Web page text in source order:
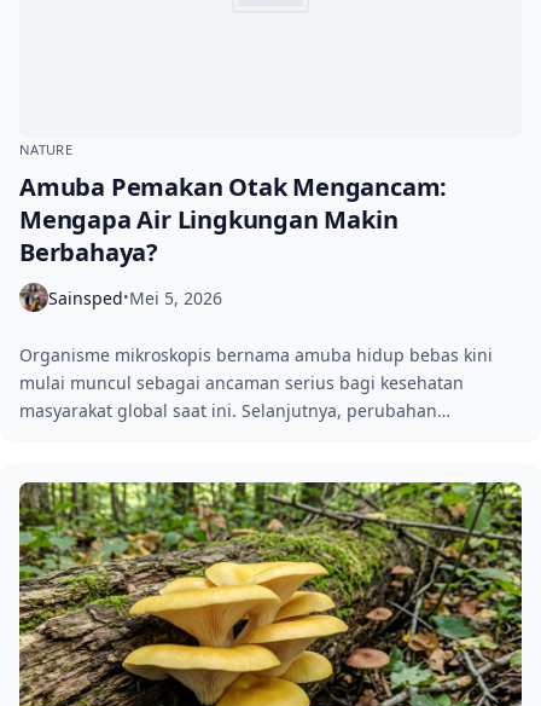
NATURE
Amuba Pemakan Otak Mengancam:
Mengapa Air Lingkungan Makin
Berbahaya?
Sainsped•Mei 5, 2026
Organisme mikroskopis bernama amuba hidup bebas kini
mulai muncul sebagai ancaman serius bagi kesehatan
masyarakat global saat ini. Selanjutnya, perubahan…